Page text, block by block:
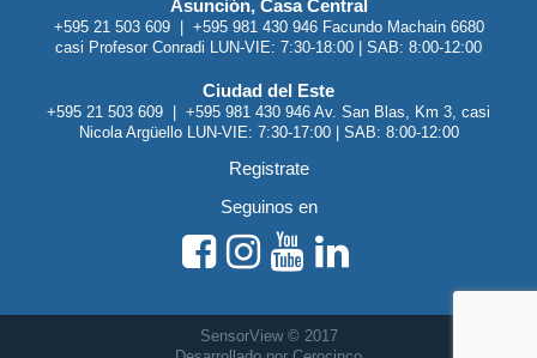
Asunción, Casa Central
+595 21 503 609 | +595 981 430 946 Facundo Machain 6680
casi Profesor Conradi LUN-VIE: 7:30-18:00 | SAB: 8:00-12:00
Ciudad del Este
+595 21 503 609 | +595 981 430 946 Av. San Blas, Km 3, casi
Nicola Argüello LUN-VIE: 7:30-17:00 | SAB: 8:00-12:00
Registrate
Seguinos en
SensorView © 2017